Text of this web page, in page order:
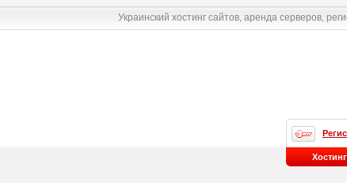
Украинский хостинг сайтов, аренда серверов,
Хостинг